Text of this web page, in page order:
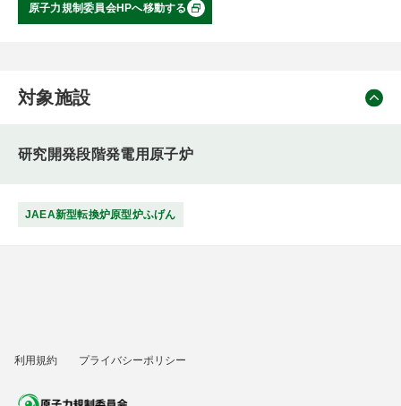
原子力規制委員会HPへ移動する
対象施設
研究開発段階発電用原子炉
JAEA新型転換炉原型炉ふげん
利用規約 プライバシーポリシー